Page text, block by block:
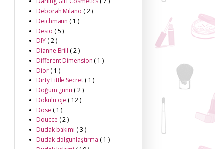
Deborah Milano ( 2 )
Deichmann ( 1 )
Desio ( 5 )
DIY ( 2 )
Dianne Brill ( 2 )
Different Dimension ( 1 )
Dior ( 1 )
Dirty Little Secret ( 1 )
Doğum günü ( 2 )
Dokulu oje ( 12 )
Dose ( 1 )
Doucce ( 2 )
Dudak bakımı ( 3 )
Dudak dolgunlaştırma ( 1 )